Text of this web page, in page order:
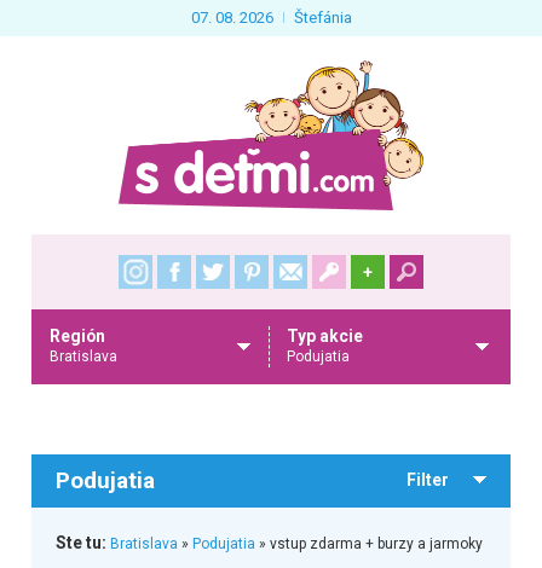
07. 08. 2026 Štefánia
+
Región
Bratislava
Typ akcie
Podujatia
Podujatia Filter
Ste tu: Bratislava » Podujatia » vstup zdarma + burzy a jarmoky